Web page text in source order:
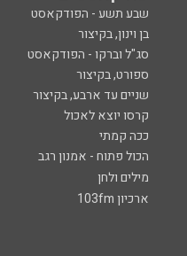
שבע תשע - הפודקאסט
בן וינון, בקיצור
סג"ל וברקו - הפודקאסט
ספורט, בקיצור
שניים עד ארבע, בקיצור
קרסו יוצא לאכול
ככה קמתי
הכול פתוח - אמנון רגב
מילים ולחן
ארכיון 103fm